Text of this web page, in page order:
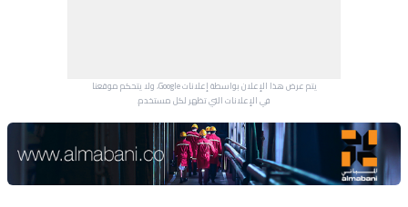
يتم عرض هذا الإعلان بواسطة إعلانات Google، ولا يتحكم موقعنا
في الإعلانات التي تظهر لكل مستخدم.
Advertisement Section